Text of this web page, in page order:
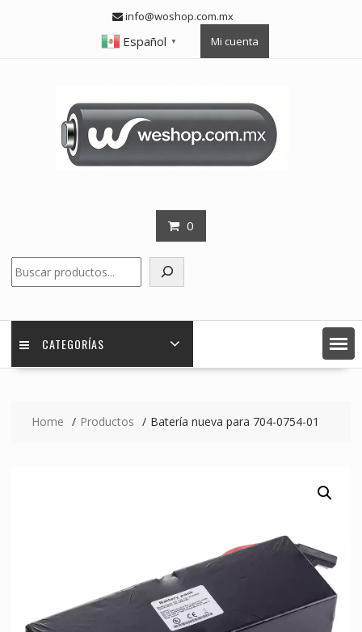
info@woshop.com.mx
Español ▼ Mi cuenta
0
CATEGORÍAS
Home Productos Batería nueva para 704-0754-01